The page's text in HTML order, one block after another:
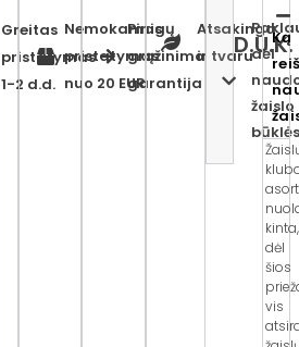
Greitas
pristatymas
1-2 d.d.
Nemokamas
pristatymas
nuo 20 EUR
Pinigų
grąžinimo
garantija
Atsakinga
ir tvarudėl
žaislo
būklės
D.U.K.
Ką
kinta,
dėl
šios
vis